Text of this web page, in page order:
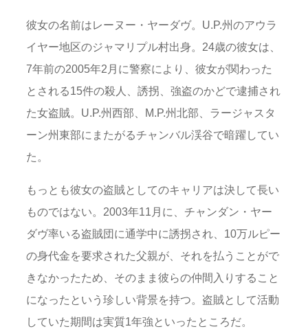
彼女の名前はレーヌー・ヤーダヴ。U.P.州のアウラ
イヤー地区のジャマリプル村出身。24歳の彼女は、
7年前の2005年2月に警察により、彼女が関わった
とされる15件の殺人、誘拐、強盗のかどで逮捕され
た女盗賊。U.P.州西部、M.P.州北部、ラージャスタ
ーン州東部にまたがるチャンバル渓谷で暗躍してい
た。
もっとも彼女の盗賊としてのキャリアは決して長い
ものではない。2003年11月に、チャンダン・ヤー
ダヴ率いる盗賊団に通学中に誘拐され、10万ルピー
の身代金を要求された父親が、それを払うことがで
きなかったため、そのまま彼らの仲間入りすること
になったという珍しい背景を持つ。盗賊として活動
していた期間は実質1年強といったところだ。